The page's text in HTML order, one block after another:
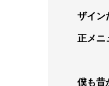
ザイン
正メニ
僕も昔